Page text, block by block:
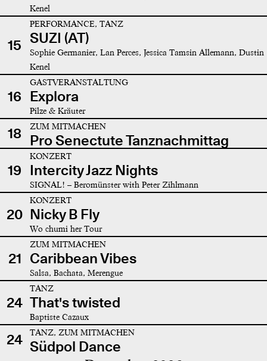
Kenel
15
PERFORMANCE, TANZ
SUZI (AT)
Sophie Germanier, Lan Perces, Jessica Tamsin Allemann, Dustin
Kenel
16
GASTVERANSTALTUNG
Explora
Pilze & Kräuter
18 ZUM MITMACHEN
Pro Senectute Tanznachmittag
19
KONZERT
Intercity Jazz Nights
SIGNAL! – Beromünster with Peter Zihlmann
20
KONZERT
Nicky B Fly
Wo chumi her Tour
21
ZUM MITMACHEN
Caribbean Vibes
Salsa, Bachata, Merengue
24
TANZ
That's twisted
Baptiste Cazaux
24 TANZ, ZUM MITMACHEN
Südpol Dance